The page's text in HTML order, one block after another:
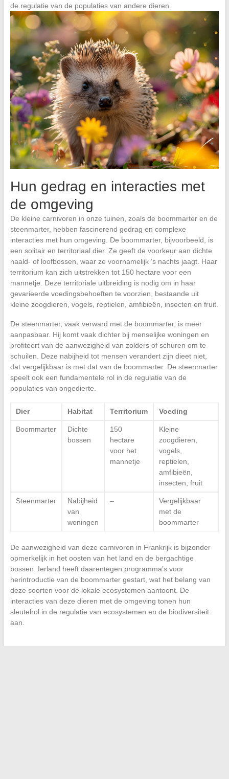
de regulatie van de populaties van andere dieren.
Hun gedrag en interacties met
de omgeving
De kleine carnivoren in onze tuinen, zoals de boommarter en de
steenmarter, hebben fascinerend gedrag en complexe
interacties met hun omgeving. De boommarter, bijvoorbeeld, is
een solitair en territoriaal dier. Ze geeft de voorkeur aan dichte
naald- of loofbossen, waar ze voornamelijk ‘s nachts jaagt. Haar
territorium kan zich uitstrekken tot 150 hectare voor een
mannetje. Deze territoriale uitbreiding is nodig om in haar
gevarieerde voedingsbehoeften te voorzien, bestaande uit
kleine zoogdieren, vogels, reptielen, amfibieën, insecten en fruit.
De steenmarter, vaak verward met de boommarter, is meer
aanpasbaar. Hij komt vaak dichter bij menselijke woningen en
profiteert van de aanwezigheid van zolders of schuren om te
schuilen. Deze nabijheid tot mensen verandert zijn dieet niet,
dat vergelijkbaar is met dat van de boommarter. De steenmarter
speelt ook een fundamentele rol in de regulatie van de
populaties van ongedierte.
Dier Habitat Territorium Voeding
Boommarter
Dichte
bossen
150
hectare
voor het
mannetje
Kleine
zoogdieren,
vogels,
reptielen,
amfibieën,
insecten, fruit
Steenmarter
Nabijheid
van
woningen
–
Vergelijkbaar
met de
boommarter
De aanwezigheid van deze carnivoren in Frankrijk is bijzonder
opmerkelijk in het oosten van het land en de bergachtige
bossen. Ierland heeft daarentegen programma’s voor
herintroductie van de boommarter gestart, wat het belang van
deze soorten voor de lokale ecosystemen aantoont. De
interacties van deze dieren met de omgeving tonen hun
sleutelrol in de regulatie van ecosystemen en de biodiversiteit
aan.